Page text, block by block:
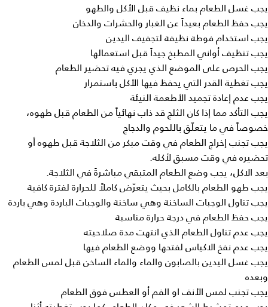
يجب غسل الطعام بماء نظيف قبل الأكل والطهو
يجب حفظ الطعام بعيداً عن الغبار والحشرات والدخان
يجب استخدام فوطة نظيفة لتجفيف اليدين
يجب تنظيف أواني المطبخ جيداً قبل استعمالها
يجب الحرص على الموضع الذي يجري فيه تحضير الطعام
يجب تغطية القدر التي يحفظ فيها الأكل باستمرار
يجب عدم إعادة تجميد الأطعمة النيئة
يجب التأكد مما إذا كان الثلج قد ذاب نهائياً من الطعام قبل طهوه،
خصوصاً في ما يتعلّق باللحوم والدجاج
يجب تجنب إخراج الطعام في وقت مبكر من الثلاجة قبل طهوه أو
تحضيره في وقت مسبق لأكله.
بعد الاكل، يجب وضع الطعام المتبقي مباشرةً في الثلاجة.
يجب طهو الطعام بالكامل بحيث يتعرّض كاملاً للحرارة لفترة كافية
يجب تناول الوجبات الساخنة وهي ساخنة والوجبات الباردة وهي باردة
يجب حفظ الطعام في درجة حرارة مناسبة
يجب عدم تناول الطعام الذي انتهت مدة صلاحيته
يجب عدم نفخ الاكياس لفتحها ووضع الطعام فيها
يجب غسل اليدين بالصابون والماء والماء الساخن قبل لمس الطعام
وبعده
يجب تجنب لمس الأنف او الفم أو العطس فوق الطعام